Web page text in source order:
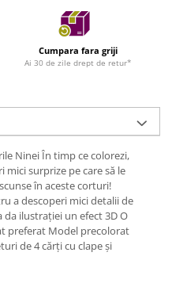
Cumpara fara griji
Ai 30 de zile drept de retur*
Ninei În timp ce colorezi,
mici surprize pe care să le
în aceste corturi!
a descoperi mici detalii de
ilustrației un efect 3D O
preferat Model precolorat
de 4 cărți cu clape și